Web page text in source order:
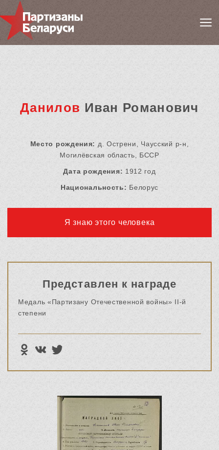
Данилов Иван Романович
Место рождения: д. Острени, Чаусский р-н,
Могилёвская область, БССР
Дата рождения: 1912 год
Национальность: Белорус
Я знаю этого человека
Представлен к награде
Медаль «Партизану Отечественной войны» II-й
степени